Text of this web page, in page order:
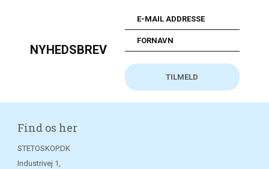
NYHEDSBREV
Find os her
STETOSKOP.DK
Industrivej 1,